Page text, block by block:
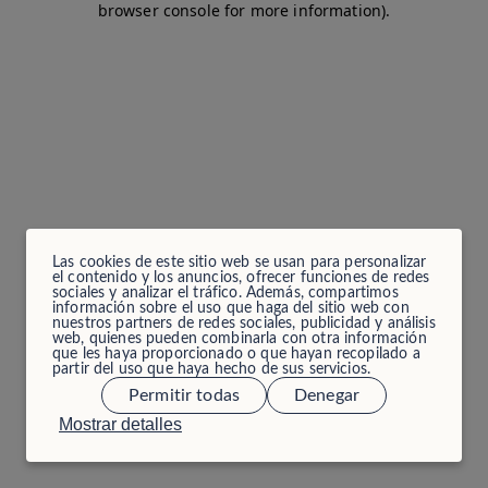
Las cookies de este sitio web se usan para personalizar
el contenido y los anuncios, ofrecer funciones de redes
sociales y analizar el tráfico. Además, compartimos
información sobre el uso que haga del sitio web con
nuestros partners de redes sociales, publicidad y análisis
web, quienes pueden combinarla con otra información
que les haya proporcionado o que hayan recopilado a
partir del uso que haya hecho de sus servicios.
Mostrar detalles
Permitir todas Denegar
browser console for more information).